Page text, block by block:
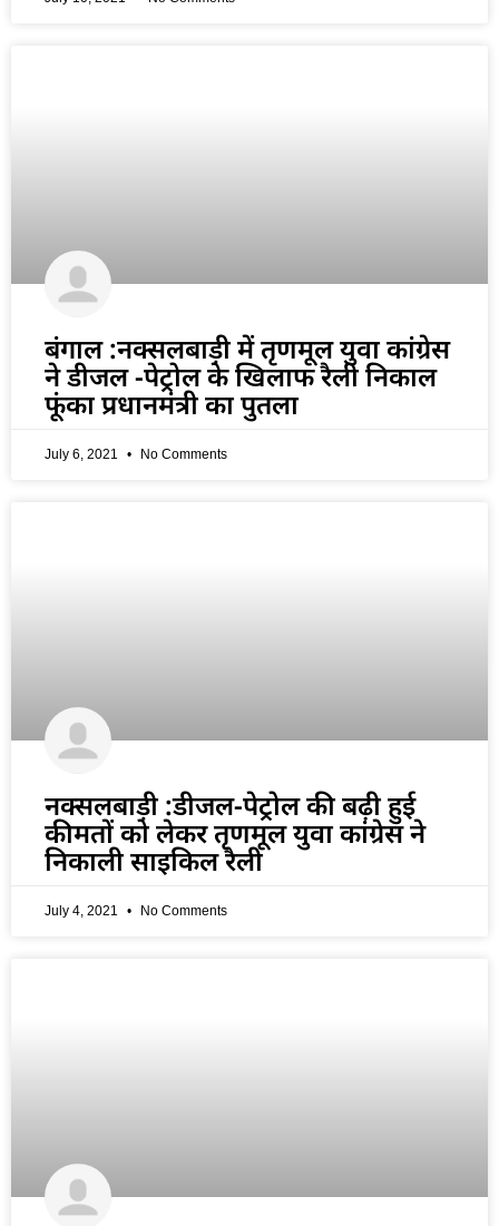
बंगाल :नक्सलबाड़ी में तृणमूल युवा कांग्रेस
ने डीजल -पेट्रोल के खिलाफ रैली निकाल
फूंका प्रधानमंत्री का पुतला
July 6, 2021 No Comments
नक्सलबाड़ी :डीजल-पेट्रोल की बढ़ी हुई
कीमतों को लेकर तृणमूल युवा कांग्रेस ने
निकाली साइकिल रैली
July 4, 2021 No Comments